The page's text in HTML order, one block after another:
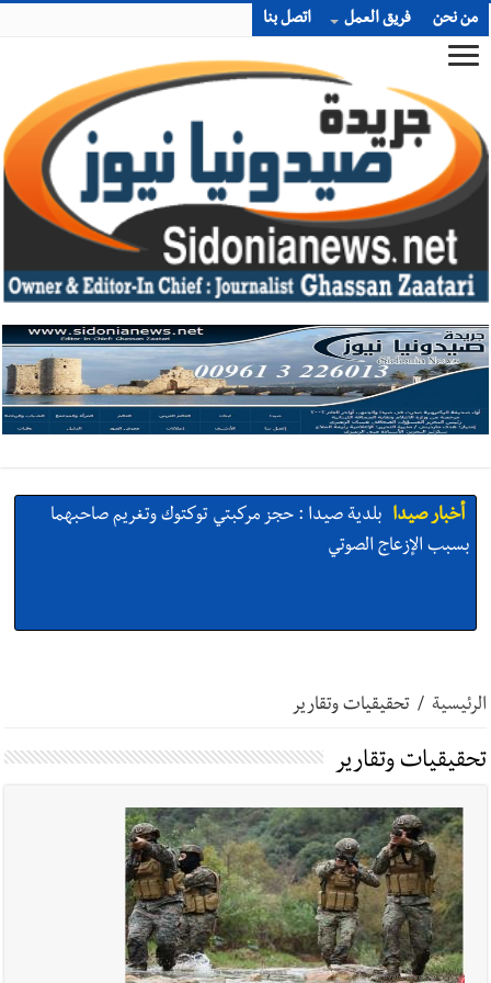
من نحن فريق العمل اتصل بنا
أخبار صيدا بلدية صيدا : حجز مركبتي توكتوك وتغريم صاحبهما
بسبب الإزعاج الصوتي
القدرات -صيدا
التشاوري الأول للمرصد الحضري
أخبار صيدا بالصور : بلدية صيدا تستقبل السيد محمد زيدان:
استعراض شامل لمشاريع وتأكيدٌ على حماية القيمة التراثية للمدينة
الرئيسية / تحقيقيات وتقارير
تحقيقيات وتقارير